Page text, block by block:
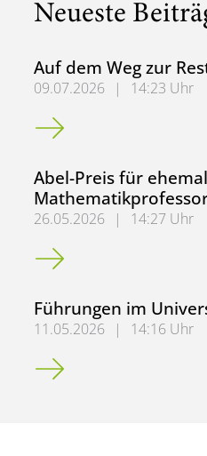
Neueste
Auf dem Weg zur
09.07.2026 |
14:23 Uhr
Auf dem Weg zur
Abel-Preis für
26.05.2026 |
14:27 Uhr
Abel-Preis für
Führungen im
11.05.2026 |
14:16 Uhr
Führungen im